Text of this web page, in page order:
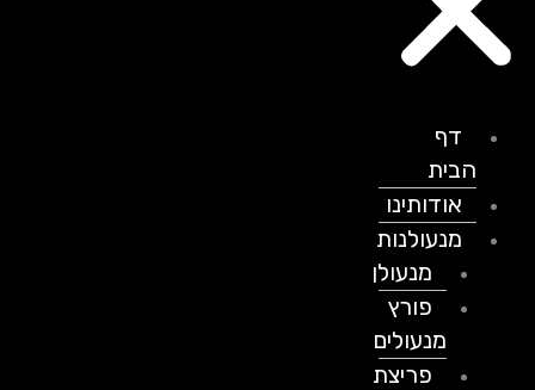
דף
הבית
אודותינו
מנעולנות
מנעולן
פורץ
מנעולים
פריצת